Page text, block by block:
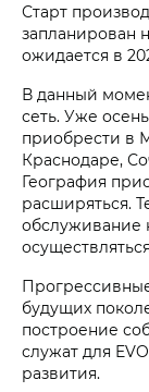
Старт
запланирован
ожидается в
В данный
сеть. Уже
приобрести в
Краснодаре,
География
расширяться.
обслуживание
будущих
построение
служат для
развития.